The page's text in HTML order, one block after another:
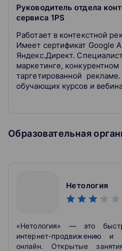
Руководитель отдела
сервиса 1PS
Работает в контекстной
Имеет сертификат Google
Яндекс.Директ.
маркетинге, конкурентном
таргетированной
обучающих курсов и
Образовательная
Нетология
«Нетология» — это
интернет-продвижению и
онлайн. Открытые